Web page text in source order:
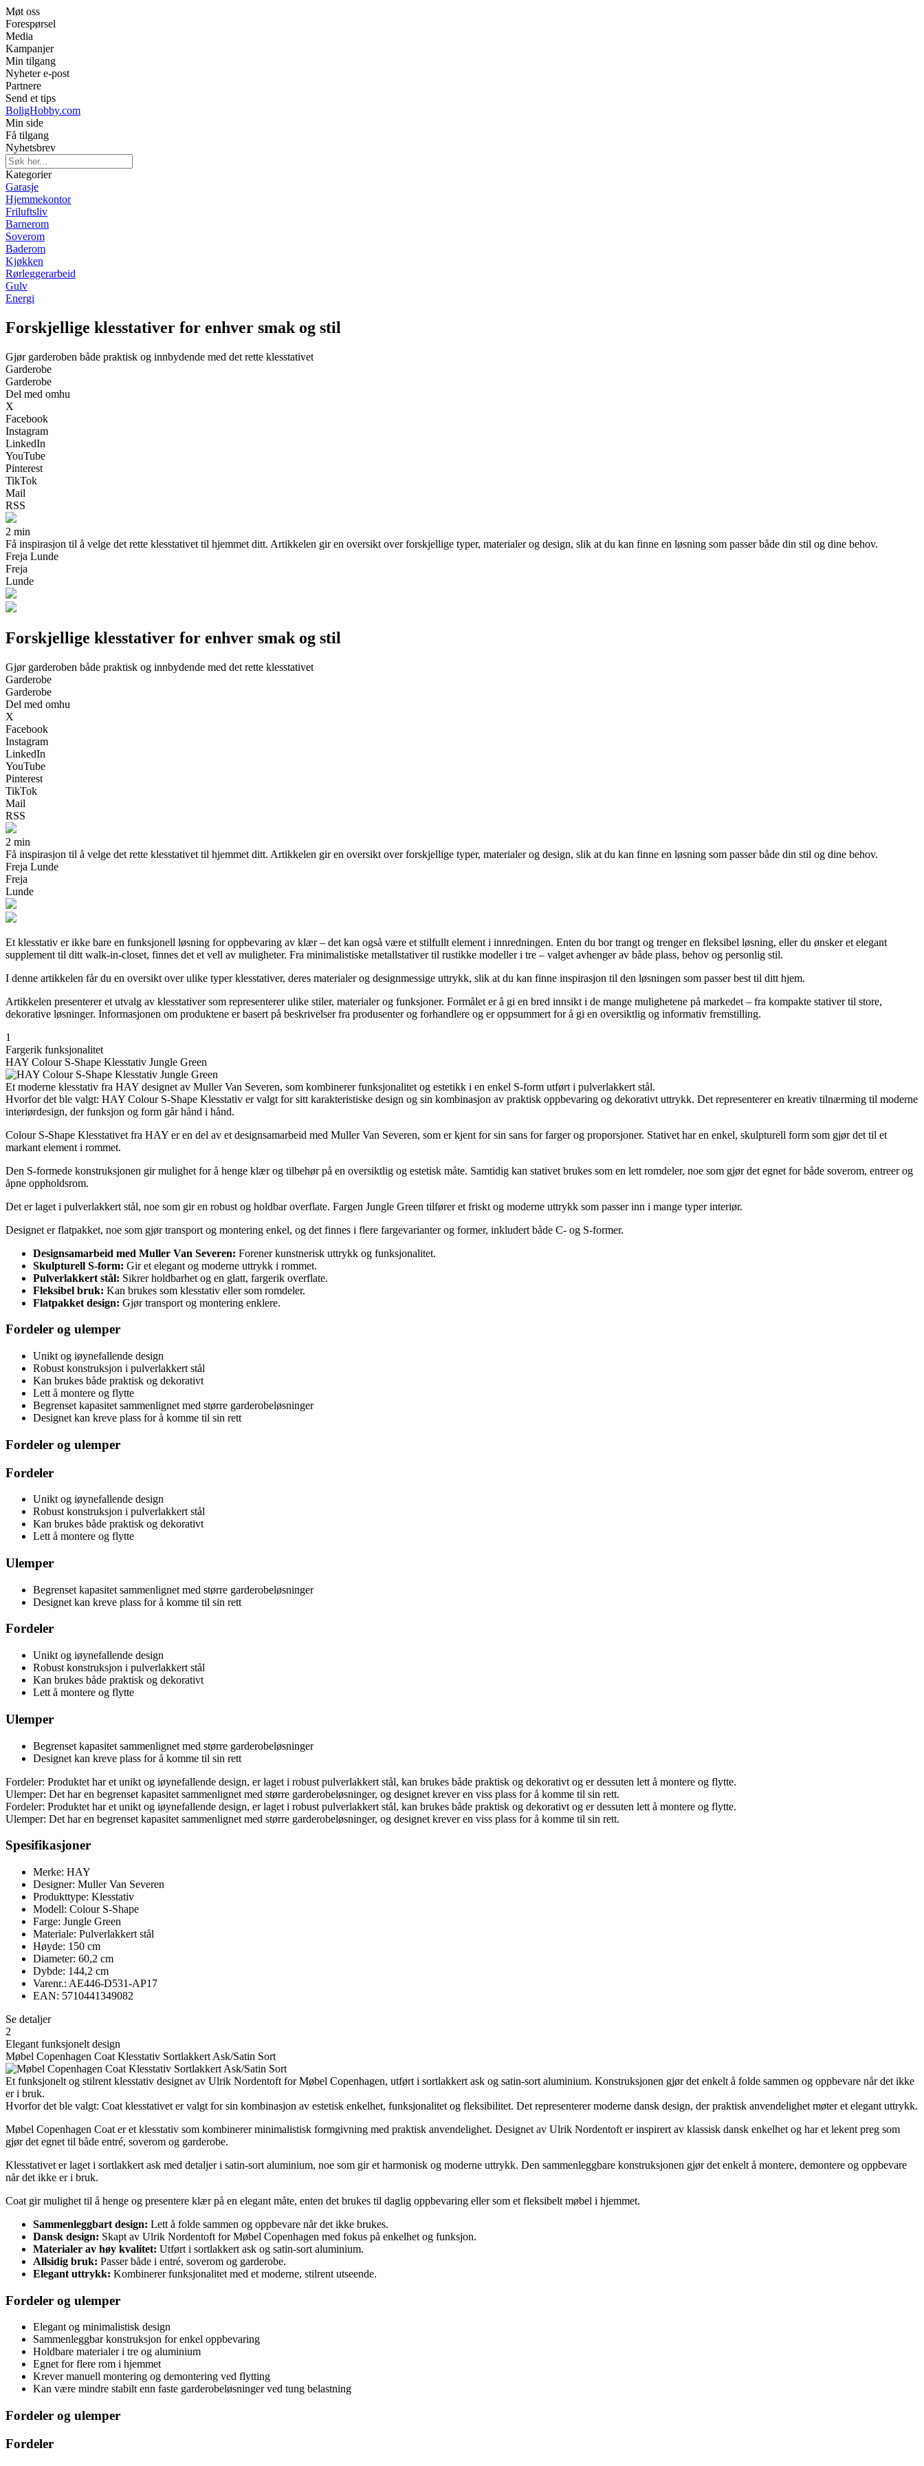
Møt oss
Forespørsel
Media
Kampanjer
Min tilgang
Nyheter e-post
Partnere
Send et tips
BoligHobby.com
Min side
Få tilgang
Nyhetsbrev
Kategorier
Garasje
Hjemmekontor
Friluftsliv
Barnerom
Soverom
Baderom
Kjøkken
Rørleggerarbeid
Gulv
Energi
Forskjellige klesstativer for enhver smak og stil
Gjør garderoben både praktisk og innbydende med det rette klesstativet
Garderobe
Garderobe
Del med omhu
X
Facebook
Instagram
LinkedIn
YouTube
Pinterest
TikTok
Mail
RSS
2 min
Få inspirasjon til å velge det rette klesstativet til hjemmet ditt. Artikkelen gir en oversikt over forskjellige typer, materialer og design, slik at du kan finne en løsning som passer både din stil og dine behov.
Freja Lunde
Freja
Lunde
Forskjellige klesstativer for enhver smak og stil
Gjør garderoben både praktisk og innbydende med det rette klesstativet
Garderobe
Garderobe
Del med omhu
X
Facebook
Instagram
LinkedIn
YouTube
Pinterest
TikTok
Mail
RSS
2 min
Få inspirasjon til å velge det rette klesstativet til hjemmet ditt. Artikkelen gir en oversikt over forskjellige typer, materialer og design, slik at du kan finne en løsning som passer både din stil og dine behov.
Freja Lunde
Freja
Lunde
Et klesstativ er ikke bare en funksjonell løsning for oppbevaring av klær – det kan også være et stilfullt element i innredningen. Enten du bor trangt og trenger en fleksibel løsning, eller du ønsker et elegant
supplement til ditt walk-in-closet, finnes det et vell av muligheter. Fra minimalistiske metallstativer til rustikke modeller i tre – valget avhenger av både plass, behov og personlig stil.
I denne artikkelen får du en oversikt over ulike typer klesstativer, deres materialer og designmessige uttrykk, slik at du kan finne inspirasjon til den løsningen som passer best til ditt hjem.
Artikkelen presenterer et utvalg av klesstativer som representerer ulike stiler, materialer og funksjoner. Formålet er å gi en bred innsikt i de mange mulighetene på markedet – fra kompakte stativer til store,
dekorative løsninger. Informasjonen om produktene er basert på beskrivelser fra produsenter og forhandlere og er oppsummert for å gi en oversiktlig og informativ fremstilling.
1
Fargerik funksjonalitet
HAY Colour S-Shape Klesstativ Jungle Green
Et moderne klesstativ fra HAY designet av Muller Van Severen, som kombinerer funksjonalitet og estetikk i en enkel S-form utført i pulverlakkert stål.
Hvorfor det ble valgt: HAY Colour S-Shape Klesstativ er valgt for sitt karakteristiske design og sin kombinasjon av praktisk oppbevaring og dekorativt uttrykk. Det representerer en kreativ tilnærming til moderne
interiørdesign, der funksjon og form går hånd i hånd.
Colour S-Shape Klesstativet fra HAY er en del av et designsamarbeid med Muller Van Severen, som er kjent for sin sans for farger og proporsjoner. Stativet har en enkel, skulpturell form som gjør det til et
markant element i rommet.
Den S-formede konstruksjonen gir mulighet for å henge klær og tilbehør på en oversiktlig og estetisk måte. Samtidig kan stativet brukes som en lett romdeler, noe som gjør det egnet for både soverom, entreer og
åpne oppholdsrom.
Det er laget i pulverlakkert stål, noe som gir en robust og holdbar overflate. Fargen Jungle Green tilfører et friskt og moderne uttrykk som passer inn i mange typer interiør.
Designet er flatpakket, noe som gjør transport og montering enkel, og det finnes i flere fargevarianter og former, inkludert både C- og S-former.
Designsamarbeid med Muller Van Severen: Forener kunstnerisk uttrykk og funksjonalitet.
Skulpturell S-form: Gir et elegant og moderne uttrykk i rommet.
Pulverlakkert stål: Sikrer holdbarhet og en glatt, fargerik overflate.
Fleksibel bruk: Kan brukes som klesstativ eller som romdeler.
Flatpakket design: Gjør transport og montering enklere.
Fordeler og ulemper
Unikt og iøynefallende design
Robust konstruksjon i pulverlakkert stål
Kan brukes både praktisk og dekorativt
Lett å montere og flytte
Begrenset kapasitet sammenlignet med større garderobeløsninger
Designet kan kreve plass for å komme til sin rett
Fordeler og ulemper
Fordeler
Unikt og iøynefallende design
Robust konstruksjon i pulverlakkert stål
Kan brukes både praktisk og dekorativt
Lett å montere og flytte
Ulemper
Begrenset kapasitet sammenlignet med større garderobeløsninger
Designet kan kreve plass for å komme til sin rett
Fordeler
Unikt og iøynefallende design
Robust konstruksjon i pulverlakkert stål
Kan brukes både praktisk og dekorativt
Lett å montere og flytte
Ulemper
Begrenset kapasitet sammenlignet med større garderobeløsninger
Designet kan kreve plass for å komme til sin rett
Fordeler: Produktet har et unikt og iøynefallende design, er laget i robust pulverlakkert stål, kan brukes både praktisk og dekorativt og er dessuten lett å montere og flytte.
Ulemper: Det har en begrenset kapasitet sammenlignet med større garderobeløsninger, og designet krever en viss plass for å komme til sin rett.
Fordeler: Produktet har et unikt og iøynefallende design, er laget i robust pulverlakkert stål, kan brukes både praktisk og dekorativt og er dessuten lett å montere og flytte.
Ulemper: Det har en begrenset kapasitet sammenlignet med større garderobeløsninger, og designet krever en viss plass for å komme til sin rett.
Spesifikasjoner
Merke: HAY
Designer: Muller Van Severen
Produkttype: Klesstativ
Modell: Colour S-Shape
Farge: Jungle Green
Materiale: Pulverlakkert stål
Høyde: 150 cm
Diameter: 60,2 cm
Dybde: 144,2 cm
Varenr.: AE446-D531-AP17
EAN: 5710441349082
Se detaljer
2
Elegant funksjonelt design
Møbel Copenhagen Coat Klesstativ Sortlakkert Ask/Satin Sort
Et funksjonelt og stilrent klesstativ designet av Ulrik Nordentoft for Møbel Copenhagen, utført i sortlakkert ask og satin-sort aluminium. Konstruksjonen gjør det enkelt å folde sammen og oppbevare når det ikke
er i bruk.
Hvorfor det ble valgt: Coat klesstativet er valgt for sin kombinasjon av estetisk enkelhet, funksjonalitet og fleksibilitet. Det representerer moderne dansk design, der praktisk anvendelighet møter et elegant uttrykk.
Møbel Copenhagen Coat er et klesstativ som kombinerer minimalistisk formgivning med praktisk anvendelighet. Designet av Ulrik Nordentoft er inspirert av klassisk dansk enkelhet og har et lekent preg som
gjør det egnet til både entré, soverom og garderobe.
Klesstativet er laget i sortlakkert ask med detaljer i satin-sort aluminium, noe som gir et harmonisk og moderne uttrykk. Den sammenleggbare konstruksjonen gjør det enkelt å montere, demontere og oppbevare
når det ikke er i bruk.
Coat gir mulighet til å henge og presentere klær på en elegant måte, enten det brukes til daglig oppbevaring eller som et fleksibelt møbel i hjemmet.
Sammenleggbart design: Lett å folde sammen og oppbevare når det ikke brukes.
Dansk design: Skapt av Ulrik Nordentoft for Møbel Copenhagen med fokus på enkelhet og funksjon.
Materialer av høy kvalitet: Utført i sortlakkert ask og satin-sort aluminium.
Allsidig bruk: Passer både i entré, soverom og garderobe.
Elegant uttrykk: Kombinerer funksjonalitet med et moderne, stilrent utseende.
Fordeler og ulemper
Elegant og minimalistisk design
Sammenleggbar konstruksjon for enkel oppbevaring
Holdbare materialer i tre og aluminium
Egnet for flere rom i hjemmet
Krever manuell montering og demontering ved flytting
Kan være mindre stabilt enn faste garderobeløsninger ved tung belastning
Fordeler og ulemper
Fordeler